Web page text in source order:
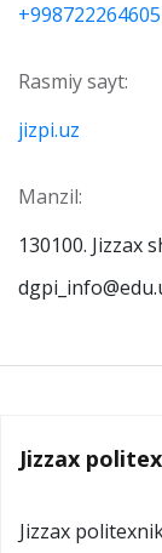
+998722264605
Rasmiy sayt:
jizpi.uz
Manzil:
130100. Jizzax
Jizzax
Jizzax